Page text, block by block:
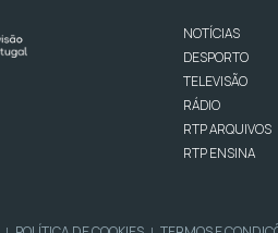
NOTÍCIAS
DESPORTO
TELEVISÃO
RÁDIO
RTP ARQUIVOS
RTP ENSINA